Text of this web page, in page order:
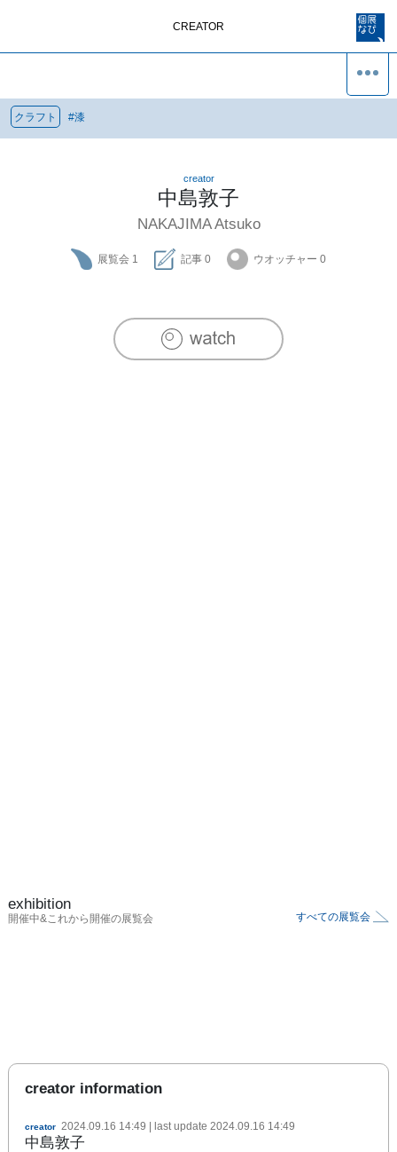
CREATOR
クラフト #漆
creator
中島敦子
NAKAJIMA Atsuko
展覧会 1 記事 0 ウオッチャー 0
exhibition
開催中&これから開催の展覧会 すべての展覧会
creator information
creator 2024.09.16 14:49 | last update 2024.09.16 14:49
中島敦子